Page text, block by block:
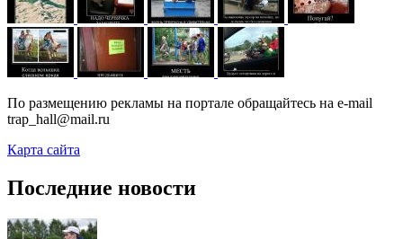
По размещению рекламы на портале обращайтесь на e-mail
trap_hall@mail.ru
Карта сайта
Последние новости